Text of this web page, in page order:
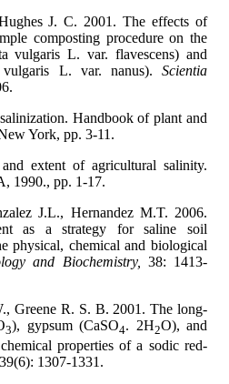
J. C. 2001. The effects of
composting procedure on the
vulgaris L. var. flavescens) and
vulgaris L. var. nanus). Scientia
Handbook of plant and
York, pp. 3-11.
extent of agricultural salinity.
1990., pp. 1-17.
J.L., Hernandez M.T. 2006.
as a strategy for saline soil
physical, chemical and biological
and Biochemistry,
38: 1413-
Greene R. S. B. 2001. The long-
3), gypsum (CaSO4. 2H2O), and
properties of a sodic red-
39(6): 1307-1331.